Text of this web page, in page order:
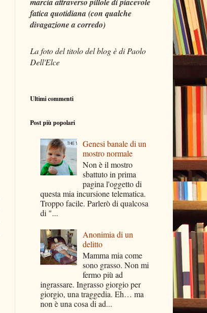
fatica quotidiana (con qualche
divagazione a corredo)
La foto del titolo del blog è di Paolo
Dell'Elce
Ultimi commenti
Post più popolari
Genesi banale di un
mostro normale
Non è il mostro
sbattuto in prima
pagina l'oggetto di
questa mia incursione telematica.
Troppo facile. Parlerò di qualcosa
di "...
Anonimia di un
delitto
Mamma mia come
sono grasso. Non mi
fermo più ad
ingrassare. Ingrasso giorgio per
giorgio, una traggedia. Eh… ma
non è una cosa di ad...